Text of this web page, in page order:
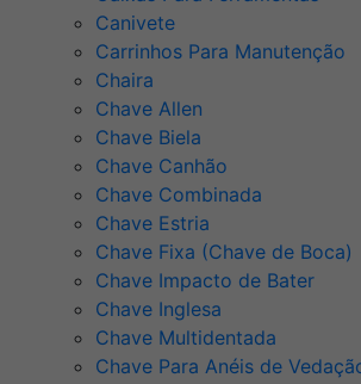
Canivete
Carrinhos Para Manutenção
Chaira
Chave Allen
Chave Biela
Chave Canhão
Chave Combinada
Chave Estria
Chave Fixa (Chave de Boca)
Chave Impacto de Bater
Chave Inglesa
Chave Multidentada
Chave Para Anéis de